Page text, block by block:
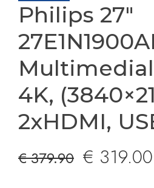
Philips 27″
4K,
2xHDMI,
€379.90 Il
€ 319.00